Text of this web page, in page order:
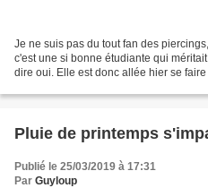
Je ne suis pas du tout fan des
c'est une si bonne étudiante qui
dire oui. Elle est donc allée hier se
Pluie de printemps
Publié le 25/03/2019 à 17:31
Par Guyloup